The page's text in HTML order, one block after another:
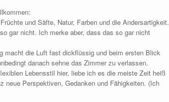
und Säfte, Natur, Farben und die Andersartigkeit.
gar nicht. Ich merke aber, dass das so gar nicht
macht die Luft fast dickflüssig und beim ersten Blick
danach sehne das Zimmer zu verlassen.
Lebensstil hier, liebe ich es die meiste Zeit heiß
neue Perspektiven, Gedanken und Fähigkeiten. (Ich